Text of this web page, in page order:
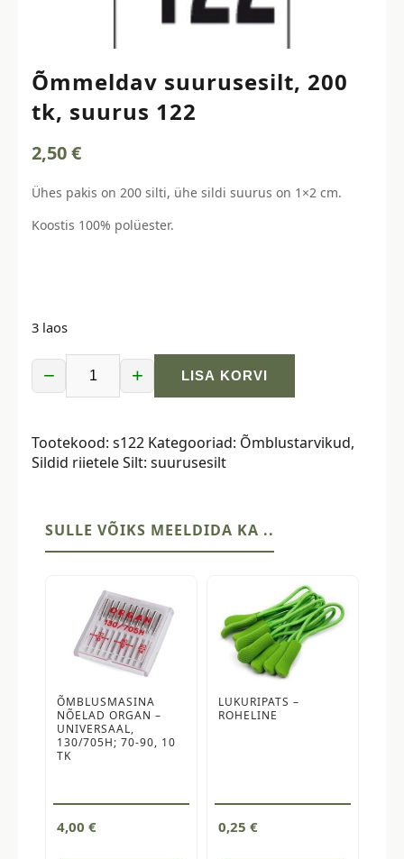
Õmmeldav suurusesilt, 200
tk, suurus 122
2,50€
Ühes pakis on 200 silti, ühe sildi suurus on 1×2 cm.
Koostis 100% polüester.
3 laos
−
Õmmeldav
suurusesilt,
tk,
suurus
+ LISA KORVI
Tootekood: s122 Kategooriad: Õmblustarvikud,
Sildid riieteleSilt: suurusesilt
SULLE VÕIKS MEELDIDA KA ..
ÕMBLUSMASINA
NÕELAD ORGAN –
UNIVERSAAL,
130/705H; 70-90, 10
TK
4,00 €
LUKURIPATS –
ROHELINE
0,25 €